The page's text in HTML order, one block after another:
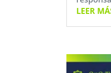
LEER